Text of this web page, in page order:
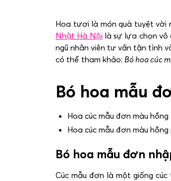
Hoa tươi là món quà tuyệt vời
Nhật Hà Nội là sự lựa chọn vô
ngũ nhân viên tư vấn tận tình
có thể tham khảo: Bó hoa cúc
Bó hoa mẫu
Hoa cúc mẫu đơn màu hồng
Hoa cúc mẫu đơn màu hồng
Bó hoa mẫu đơn
Cúc mẫu đơn là một giống